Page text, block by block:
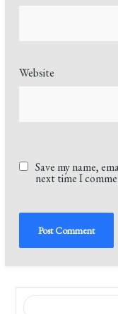
Website
Save my name,
next time I